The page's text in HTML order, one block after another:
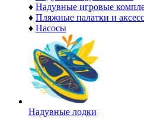
♦ Надувные игровые
♦ Пляжные палатки и
♦ Насосы
Надувные лодки